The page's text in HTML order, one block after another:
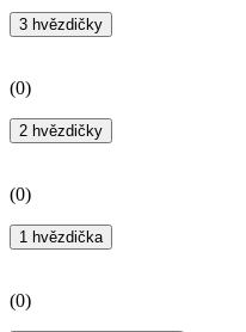
3 hvězdičky
(0)
2 hvězdičky
(0)
1 hvězdička
(0)